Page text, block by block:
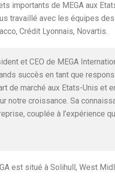
importants de MEGA aux
travaillé avec les équipes
Crédit Lyonnais, Novartis.
et CEO de MEGA
succès en tant que
de marché aux Etats-Unis et
notre croissance. Sa
couplée à
est situé à Solihull, West